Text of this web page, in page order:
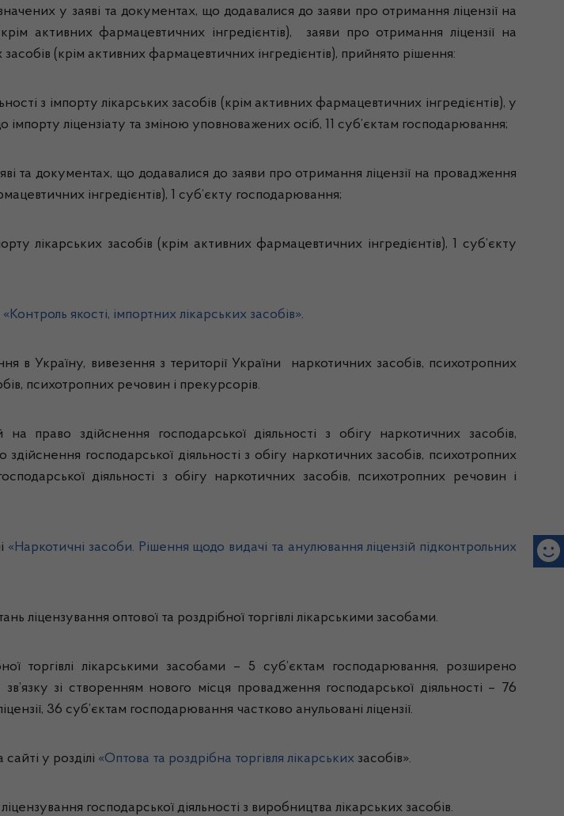
у заяві та документах, що додавалися до заяви про отримання ліцензії на
активних фармацевтичних інгредієнтів), заяви про отримання ліцензії на
(крім активних фармацевтичних інгредієнтів), прийнято рішення:
з імпорту лікарських засобів (крім активних фармацевтичних інгредієнтів), у
імпорту ліцензіату та зміною уповноважених осіб, 11 суб’єктам господарювання;
та документах, що додавалися до заяви про отримання ліцензії на провадження
інгредієнтів), 1 суб’єкту господарювання;
лікарських засобів (крім активних фармацевтичних інгредієнтів), 1 суб’єкту
«Контроль якості, імпортних лікарських засобів».
в Україну, вивезення з території України наркотичних засобів, психотропних
психотропних речовин і прекурсорів.
право здійснення господарської діяльності з обігу наркотичних засобів,
господарської діяльності з обігу наркотичних засобів, психотропних
діяльності з обігу наркотичних засобів, психотропних речовин і
«Наркотичні засоби. Рішення щодо видачі та анулювання ліцензій підконтрольних
ліцензування оптової та роздрібної торгівлі лікарськими засобами.
торгівлі лікарськими засобами – 5 суб’єктам господарювання, розширено
зі створенням нового місця провадження господарської діяльності – 76
36 суб’єктам господарювання частково анульовані ліцензії.
у розділі «Оптова та роздрібна торгівля лікарських засобів».
господарської діяльності з виробництва лікарських засобів.